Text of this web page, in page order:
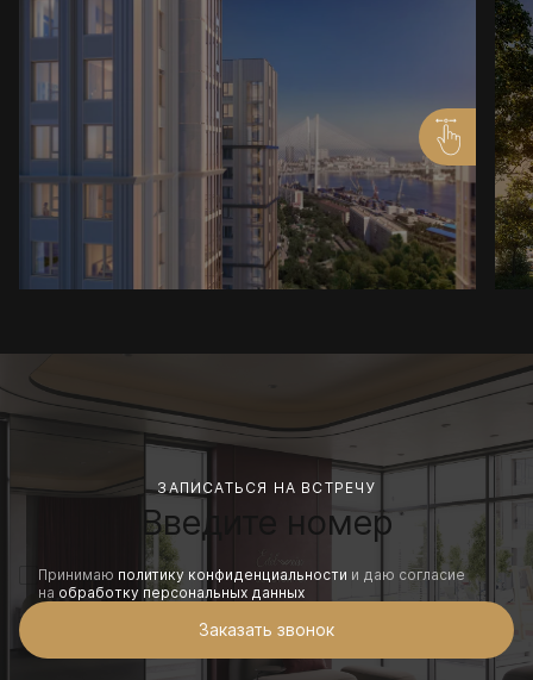
ЗАПИСАТЬСЯ НА ВСТРЕЧУ
Заказать звонок
Принимаю политику конфиденциальности и даю согласие
на обработку персональных данных